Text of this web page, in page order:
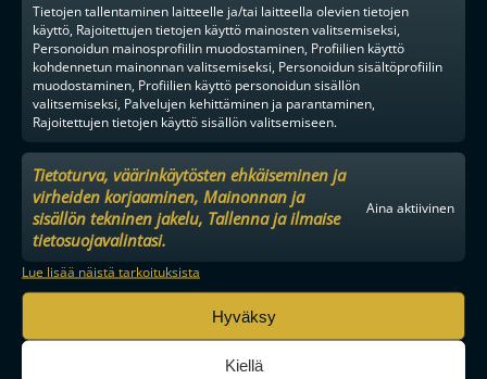
Tietojen tallentaminen laitteelle ja/tai laitteella olevien tietojen
käyttö, Rajoitettujen tietojen käyttö mainosten valitsemiseksi,
Personoidun mainosprofiilin muodostaminen, Profiilien käyttö
kohdennetun mainonnan valitsemiseksi, Personoidun sisältöprofiilin
muodostaminen, Profiilien käyttö personoidun sisällön
valitsemiseksi, Palvelujen kehittäminen ja parantaminen,
Rajoitettujen tietojen käyttö sisällön valitsemiseen.
Tietoturva, väärinkäytösten ehkäiseminen ja
virheiden korjaaminen, Mainonnan ja
sisällön tekninen jakelu, Tallenna ja ilmaise
tietosuojavalintasi.
Aina aktiivinen
Lue lisää näistä tarkoituksista
Hyväksy
Kiellä